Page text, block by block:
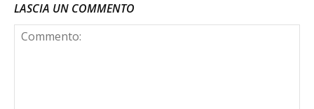
LASCIA UN COMMENTO